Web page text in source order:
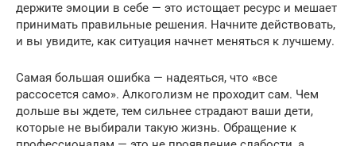
держите эмоции в себе — это истощает ресурс и мешает
принимать правильные решения. Начните действовать,
и вы увидите, как ситуация начнет меняться к лучшему.
Самая большая ошибка — надеяться, что «все
рассосется само». Алкоголизм не проходит сам. Чем
дольше вы ждете, тем сильнее страдают ваши дети,
которые не выбирали такую жизнь. Обращение к